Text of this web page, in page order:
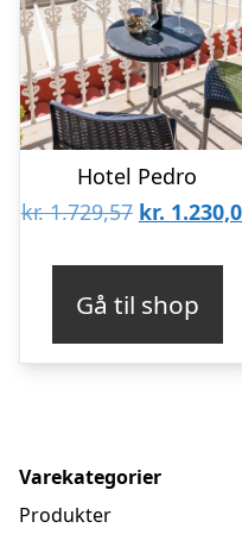
Hotel Pedro
kr.1.729,57 Den
kr.
kr.
Gå til shop
Varekategorier
Produkter